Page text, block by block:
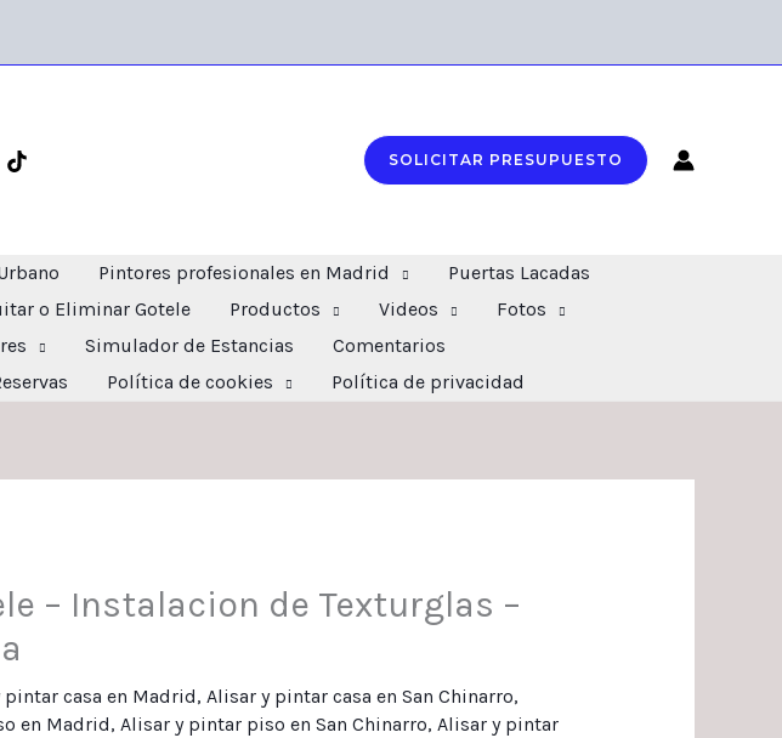
SOLICITAR PRESUPUESTO
Pintores profesionales en Madrid
Puertas Lacadas
o Eliminar Gotele Productos Videos
Fotos
Simulador de Estancias
Comentarios
Política de cookies Política de privacidad
– Instalacion de Texturglas –
pintar casa en Madrid, Alisar y pintar casa en San Chinarro,
en Madrid, Alisar y pintar piso en San Chinarro, Alisar y pintar